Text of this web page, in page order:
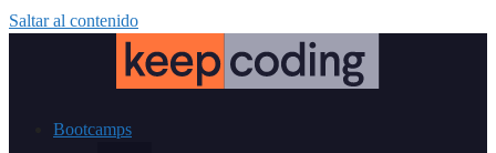
Saltar al contenido
Bootcamps